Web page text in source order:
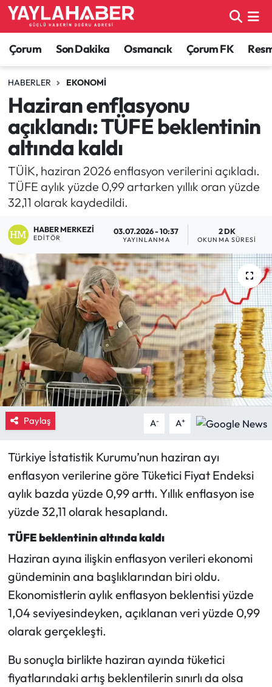
Çorum Son Dakika Osmancık Çorum FK
HABERLER EKONOMI
Haziran enflasyonu
açıklandı: TÜFE beklentinin
altında kaldı
TÜİK, haziran 2026 enflasyon verilerini açıkladı.
TÜFE aylık yüzde 0,99 artarken yıllık oran yüzde
32,11 olarak kaydedildi.
HABER MERKEZI
EDITÖR
03.07.2026 - 10:37
YAYINLANMA
2 DK
OKUNMA SÜRESI
Paylaş A- A+
Türkiye İstatistik Kurumu’nun haziran ayı
enflasyon verilerine göre Tüketici Fiyat Endeksi
aylık bazda yüzde 0,99 arttı. Yıllık enflasyon ise
yüzde 32,11 olarak hesaplandı.
TÜFE beklentinin altında kaldı
Haziran ayına ilişkin enflasyon verileri ekonomi
gündeminin ana başlıklarından biri oldu.
Ekonomistlerin aylık enflasyon beklentisi yüzde
1,04 seviyesindeyken, açıklanan veri yüzde 0,99
olarak gerçekleşti.
Bu sonuçla birlikte haziran ayında tüketici
fiyatlarındaki artış beklentilerin sınırlı da olsa
Alaca Haberleri
Bayat Haberleri
Bilgi - Keşfet Haberleri
Bilim ve Teknoloji
Boğazkale Haberleri
Çorum Haberleri
Çorum Son Dakika Haberleri
Dodurga Haberleri
Eğitim
Ekonomi
Güncel
İskilip Haberleri
Kargı Haberleri
Kimdir?
Kültür Sanat
Laçin Haberleri
Magazin
Mecitözü Haberleri
Oğuzlar Haberleri
Ortaköy Haberleri
Osmancık Haberleri
Çorum Nöbetçi Eczaneler
Çorum Hava Durumu
Çorum Namaz Vakitleri
Çorum Trafik Yoğunluk Haritası
TFF 1.Lig Puan Durumu ve Fikstür
Tüm Manşetler
Son Dakika Haberleri
Haber Arşivi